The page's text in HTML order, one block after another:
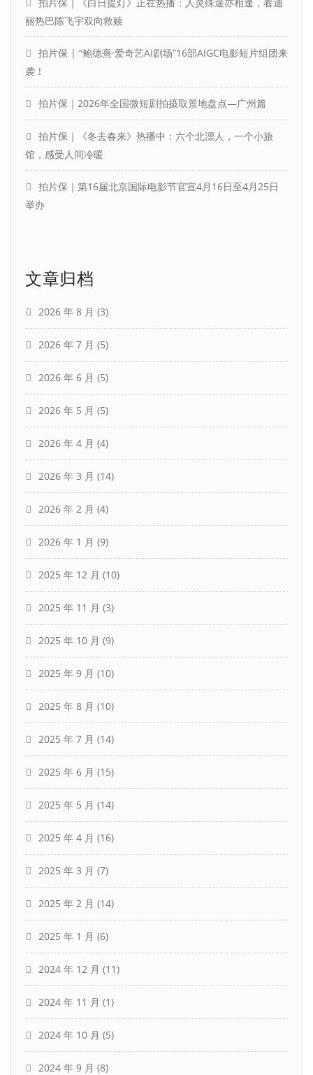
丽热巴陈飞宇双向救赎
拍片保 | “鲍德熹·爱奇艺AI剧场”16部AIGC电影短片组团来
袭！
拍片保｜2026年全国微短剧拍摄取景地盘点—广州篇
拍片保｜《冬去春来》热播中：六个北漂人，一个小旅
馆，感受人间冷暖
拍片保｜第16届北京国际电影节官宣4月16日至4月25日
举办
文章归档
2026 年 8 月 (3)
2026 年 7 月 (5)
2026 年 6 月 (5)
2026 年 5 月 (5)
2026 年 4 月 (4)
2026 年 3 月 (14)
2026 年 2 月 (4)
2026 年 1 月 (9)
2025 年 12 月 (10)
2025 年 11 月 (3)
2025 年 10 月 (9)
2025 年 9 月 (10)
2025 年 8 月 (10)
2025 年 7 月 (14)
2025 年 6 月 (15)
2025 年 5 月 (14)
2025 年 4 月 (16)
2025 年 3 月 (7)
2025 年 2 月 (14)
2025 年 1 月 (6)
2024 年 12 月 (11)
2024 年 11 月 (1)
2024 年 10 月 (5)
2024 年 9 月 (8)